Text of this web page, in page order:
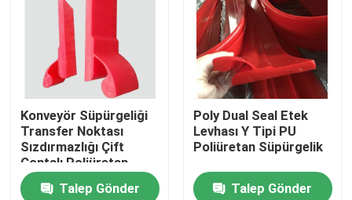
VİDEOLAR
Hakkımızda
Fabrika turu
Kalite kontrol
Konveyör Süpürgeliği
Transfer Noktası
Sızdırmazlığı Çift
Contalı Poliüretan
Süpürgelik
Talep Gönder
Poly Dual Seal Etek
Levhası Y Tipi PU
Poliüretan Süpürgelik
Talep Gönder